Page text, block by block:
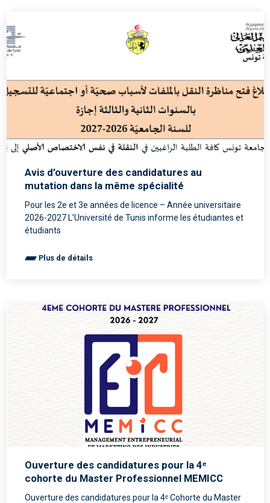
Avis d’ouverture des candidatures au
mutation dans la même spécialité
Pour les 2e et 3e années de licence – Année universitaire
2026-2027 L’Université de Tunis informe les étudiantes et
étudiants
Plus de détails
Ouverture des candidatures pour la 4ᵉ
cohorte du Master Professionnel MEMICC
Ouverture des candidatures pour la 4ᵉ Cohorte du Master